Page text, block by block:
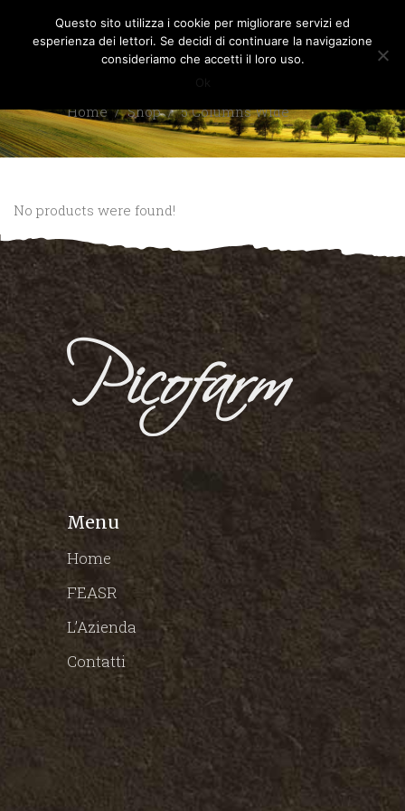
Home/Shop/5 Columns Wide
No products were found!
Menu
Home
FEASR
L’Azienda
Contatti
Questo sito utilizza i cookie per migliorare servizi ed
esperienza dei lettori. Se decidi di continuare la navigazione
consideriamo che accetti il loro uso.